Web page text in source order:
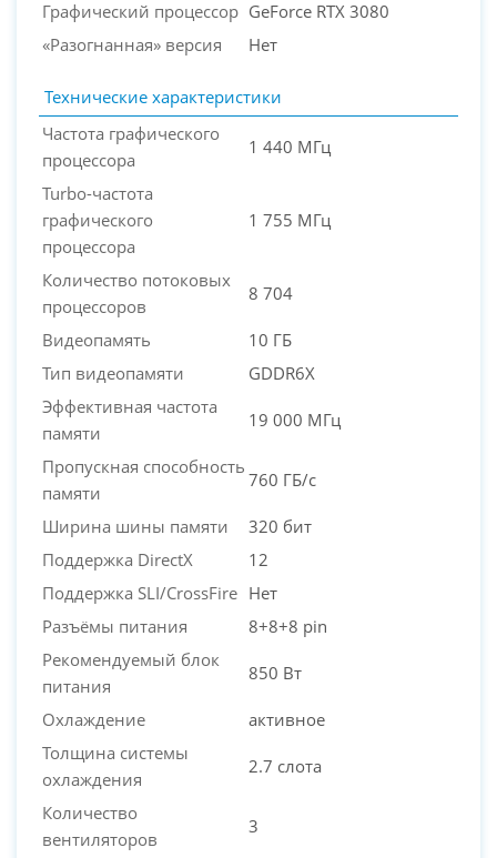
Графический процессор GeForce RTX 3080
«Разогнанная» версия
Нет
Технические характеристики
Частота графического
процессора
1 440 МГц
Turbo-частота
графического
процессора
1 755 МГц
Количество потоковых
процессоров
8 704
Видеопамять
10 ГБ
Тип видеопамяти
GDDR6X
Эффективная частота
памяти
19 000 МГц
Пропускная способность
памяти
760 ГБ/с
Ширина шины памяти
320 бит
Поддержка DirectX
12
Поддержка SLI/CrossFire Нет
Разъёмы питания
8+8+8 pin
Рекомендуемый блок
питания
850 Вт
Охлаждение
активное
Толщина системы
охлаждения
2.7 слота
Количество
вентиляторов
3